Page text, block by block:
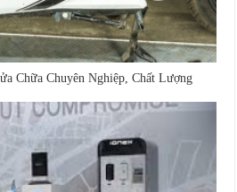
Chữa Chuyên Nghiệp, Chất Lượng